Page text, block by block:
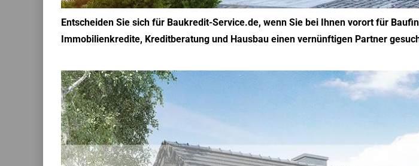
Entscheiden Sie sich für Baukredit-Service.de, wenn Sie bei Ihnen vorort für
Immobilienkredite, Kreditberatung und Hausbau einen vernünftigen Partner